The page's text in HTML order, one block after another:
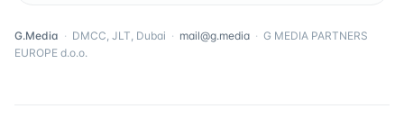
G.Media · DMCC, JLT, Dubai · mail@g.media · G MEDIA PARTNERS
EUROPE d.o.o.